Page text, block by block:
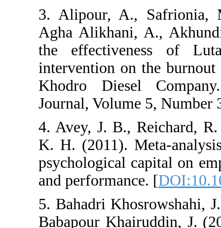
3. Alipour, A.,
Agha Alikhani,
the
intervention on
Khodro
Journal,
4. Avey, J. B.,
K. H. (2011).
psychological
and
5. Bahadri
Babapour